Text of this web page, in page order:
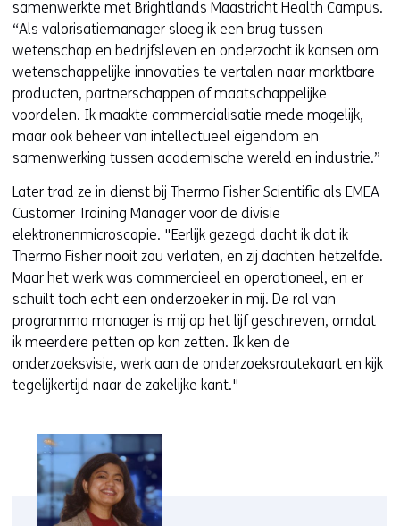
samenwerkte met Brightlands Maastricht Health Campus.
“Als valorisatiemanager sloeg ik een brug tussen
wetenschap en bedrijfsleven en onderzocht ik kansen om
wetenschappelijke innovaties te vertalen naar marktbare
producten, partnerschappen of maatschappelijke
voordelen. Ik maakte commercialisatie mede mogelijk,
maar ook beheer van intellectueel eigendom en
samenwerking tussen academische wereld en industrie.”
Later trad ze in dienst bij Thermo Fisher Scientific als EMEA
Customer Training Manager voor de divisie
elektronenmicroscopie. "Eerlijk gezegd dacht ik dat ik
Thermo Fisher nooit zou verlaten, en zij dachten hetzelfde.
Maar het werk was commercieel en operationeel, en er
schuilt toch echt een onderzoeker in mij. De rol van
programma manager is mij op het lijf geschreven, omdat
ik meerdere petten op kan zetten. Ik ken de
onderzoeksvisie, werk aan de onderzoeksroutekaart en kijk
tegelijkertijd naar de zakelijke kant."